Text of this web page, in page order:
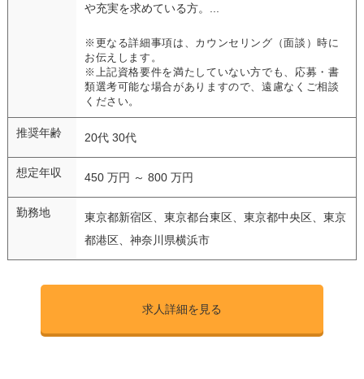
や充実を求めている方。...
※更なる詳細事項は、カウンセリング（面談）時に
お伝えします。
※上記資格要件を満たしていない方でも、応募・書
類選考可能な場合がありますので、遠慮なくご相談
ください。
推奨年齢 20代 30代
想定年収 450 万円 ～ 800 万円
勤務地
東京都新宿区、東京都台東区、東京都中央区、東京
都港区、神奈川県横浜市
求人詳細を見る